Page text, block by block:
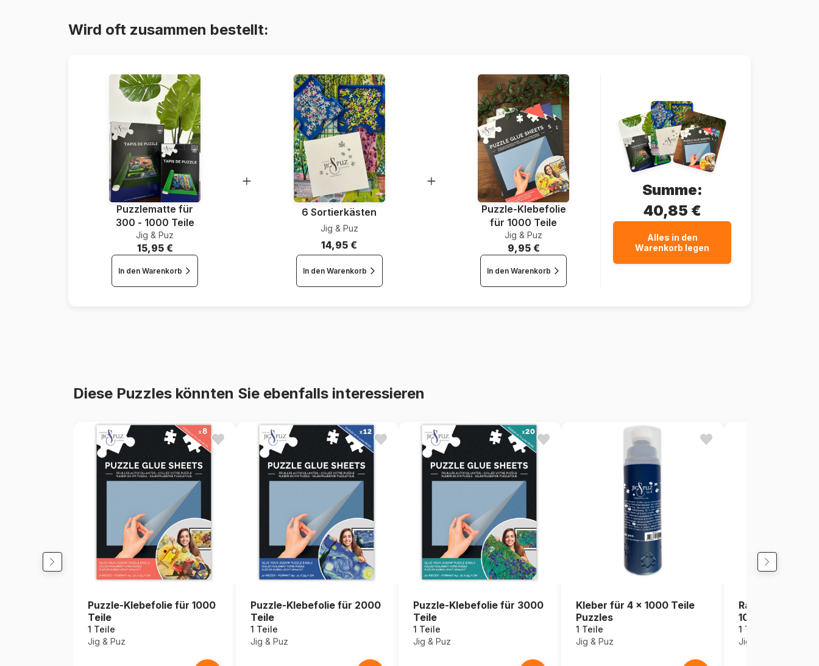
Wird oft zusammen bestellt:
Puzzlematte für
300 - 1000 Teile
Jig & Puz
15,95 €
In den Warenkorb
6 Sortierkästen
Jig & Puz
14,95 €
In den Warenkorb
Puzzle-Klebefolie
für 1000 Teile
Jig & Puz
9,95 €
In den Warenkorb
Summe:
40,85 €
Alles in den
Warenkorb legen
Diese Puzzles könnten Sie ebenfalls interessieren
Puzzle-Klebefolie für 1000
Teile
1 Teile
Jig & Puz
Puzzle-Klebefolie für 2000
Teile
1 Teile
Jig & Puz
Puzzle-Klebefolie für 3000
Teile
1 Teile
Jig & Puz
Kleber für 4 x 1000 Teile
Puzzles
1 Teile
Jig & Puz
Rahmen für
1000 Teilen
1 Teile
Jig & Puz